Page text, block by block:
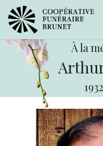
À la
1932